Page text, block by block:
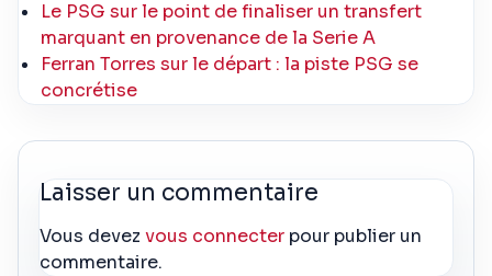
Le PSG sur le point de finaliser un transfert
marquant en provenance de la Serie A
Ferran Torres sur le départ : la piste PSG se
concrétise
Laisser un commentaire
Vous devezvous connecter pour publier un
commentaire.